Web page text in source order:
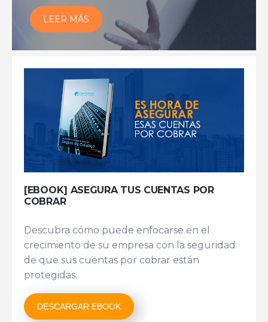
LEER MÁS
[EBOOK] ASEGURA TUS CUENTAS POR
COBRAR
Descubra cómo puede enfocarse en el
crecimiento de su empresa con la seguridad
de que sus cuentas por cobrar están
protegidas.
DESCARGAR EBOOK